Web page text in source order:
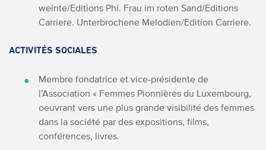
weinte/Editions Phi. Frau im roten Sand/Editions
Carriere. Unterbrochene Melodien/Edition Carriere.
ACTIVITÉS SOCIALES
Membre fondatrice et vice-présidente de
l’Association « Femmes Pionnières du Luxembourg,
oeuvrant vers une plus grande visibilité des femmes
dans la société par des expositions, films,
conférences, livres.